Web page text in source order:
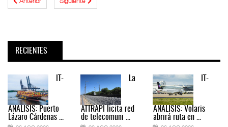
RECIENTES
IT-
ANÁLISIS: Puerto
Lázaro Cárdenas ...
La
ATTRAPI licita red
de telecomuni ...
IT-
ANÁLISIS: Volaris
abrirá ruta en ...